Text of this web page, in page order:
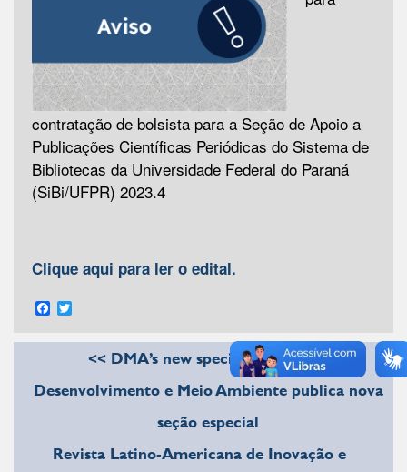
contratação de bolsista para a Seção de Apoio a
Publicações Científicas Periódicas do Sistema de
Bibliotecas da Universidade Federal do Paraná
(SiBi/UFPR) 2023.4
Clique aqui para ler o edital.
Facebook
<< DMA’s new special section – A
Desenvolvimento e Meio Ambiente publica nova
seção especial
Revista Latino-Americana de Inovação e